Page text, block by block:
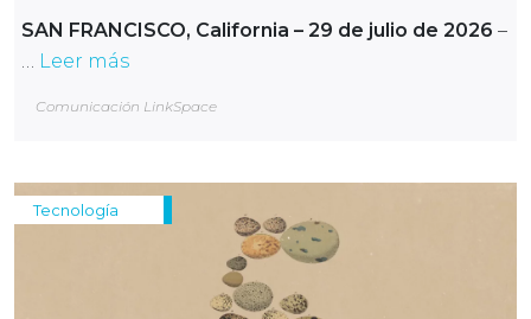
SAN FRANCISCO, California – 29 de julio de 2026 –
… Leer más
Comunicación LinkSpace
Tecnología